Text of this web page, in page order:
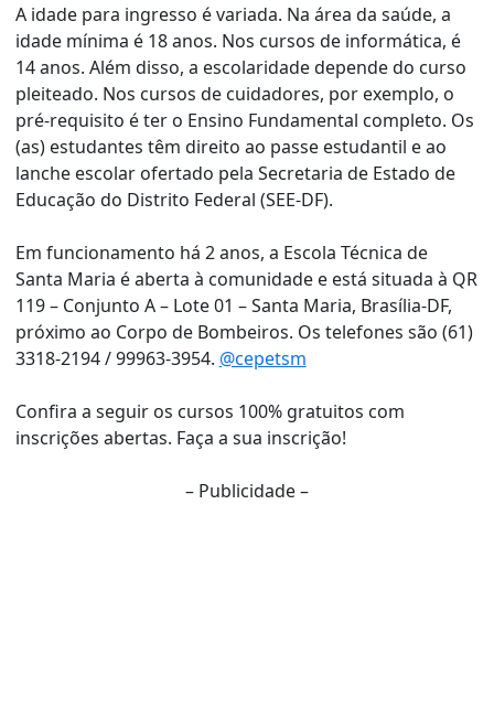
A idade para ingresso é variada. Na área da saúde, a
idade mínima é 18 anos. Nos cursos de informática, é
14 anos. Além disso, a escolaridade depende do curso
pleiteado. Nos cursos de cuidadores, por exemplo, o
pré-requisito é ter o Ensino Fundamental completo. Os
(as) estudantes têm direito ao passe estudantil e ao
lanche escolar ofertado pela Secretaria de Estado de
Educação do Distrito Federal (SEE-DF).
Em funcionamento há 2 anos, a Escola Técnica de
Santa Maria é aberta à comunidade e está situada à QR
119 – Conjunto A – Lote 01 – Santa Maria, Brasília-DF,
próximo ao Corpo de Bombeiros. Os telefones são (61)
3318-2194 / 99963-3954. @cepetsm
Confira a seguir os cursos 100% gratuitos com
inscrições abertas. Faça a sua inscrição!
– Publicidade –